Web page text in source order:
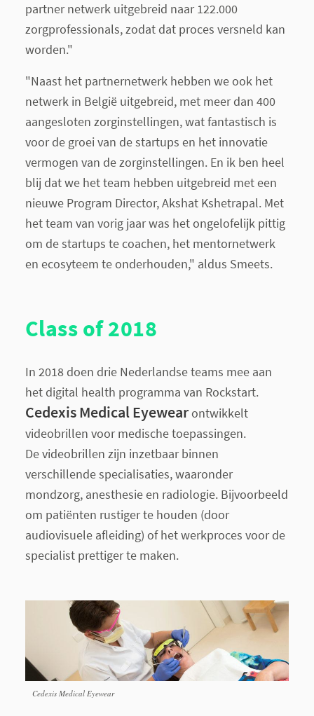
partner netwerk uitgebreid naar 122.000
zorgprofessionals, zodat dat proces versneld kan
worden."
"Naast het partnernetwerk hebben we ook het
netwerk in België uitgebreid, met meer dan 400
aangesloten zorginstellingen, wat fantastisch is
voor de groei van de startups en het innovatie
vermogen van de zorginstellingen. En ik ben heel
blij dat we het team hebben uitgebreid met een
nieuwe Program Director, Akshat Kshetrapal. Met
het team van vorig jaar was het ongelofelijk pittig
om de startups te coachen, het mentornetwerk
en ecosyteem te onderhouden," aldus Smeets.
Class of 2018
In 2018 doen drie Nederlandse teams mee aan
het digital health programma van Rockstart.
Cedexis Medical Eyewearontwikkelt
videobrillen voor medische toepassingen.
De videobrillen zijn inzetbaar binnen
verschillende specialisaties, waaronder
mondzorg, anesthesie en radiologie. Bijvoorbeeld
om patiënten rustiger te houden (door
audiovisuele afleiding) of het werkproces voor de
specialist prettiger te maken.
Cedexis Medical Eyewear